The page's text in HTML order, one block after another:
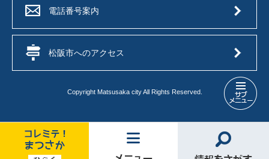
入
制
度
電話番号案内
松阪市へのアクセス
Copyright Matsusaka city All Rights Reserved.